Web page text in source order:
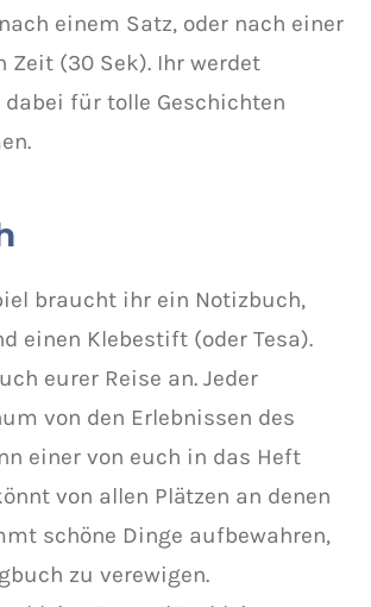
einem Satz, oder nach einer
Zeit (30 Sek). Ihr werdet
für tolle Geschichten
braucht ihr ein Notizbuch,
einen Klebestift (oder Tesa).
eurer Reise an. Jeder
von den Erlebnissen des
einer von euch in das Heft
von allen Plätzen an denen
schöne Dinge aufbewahren,
zu verewigen.